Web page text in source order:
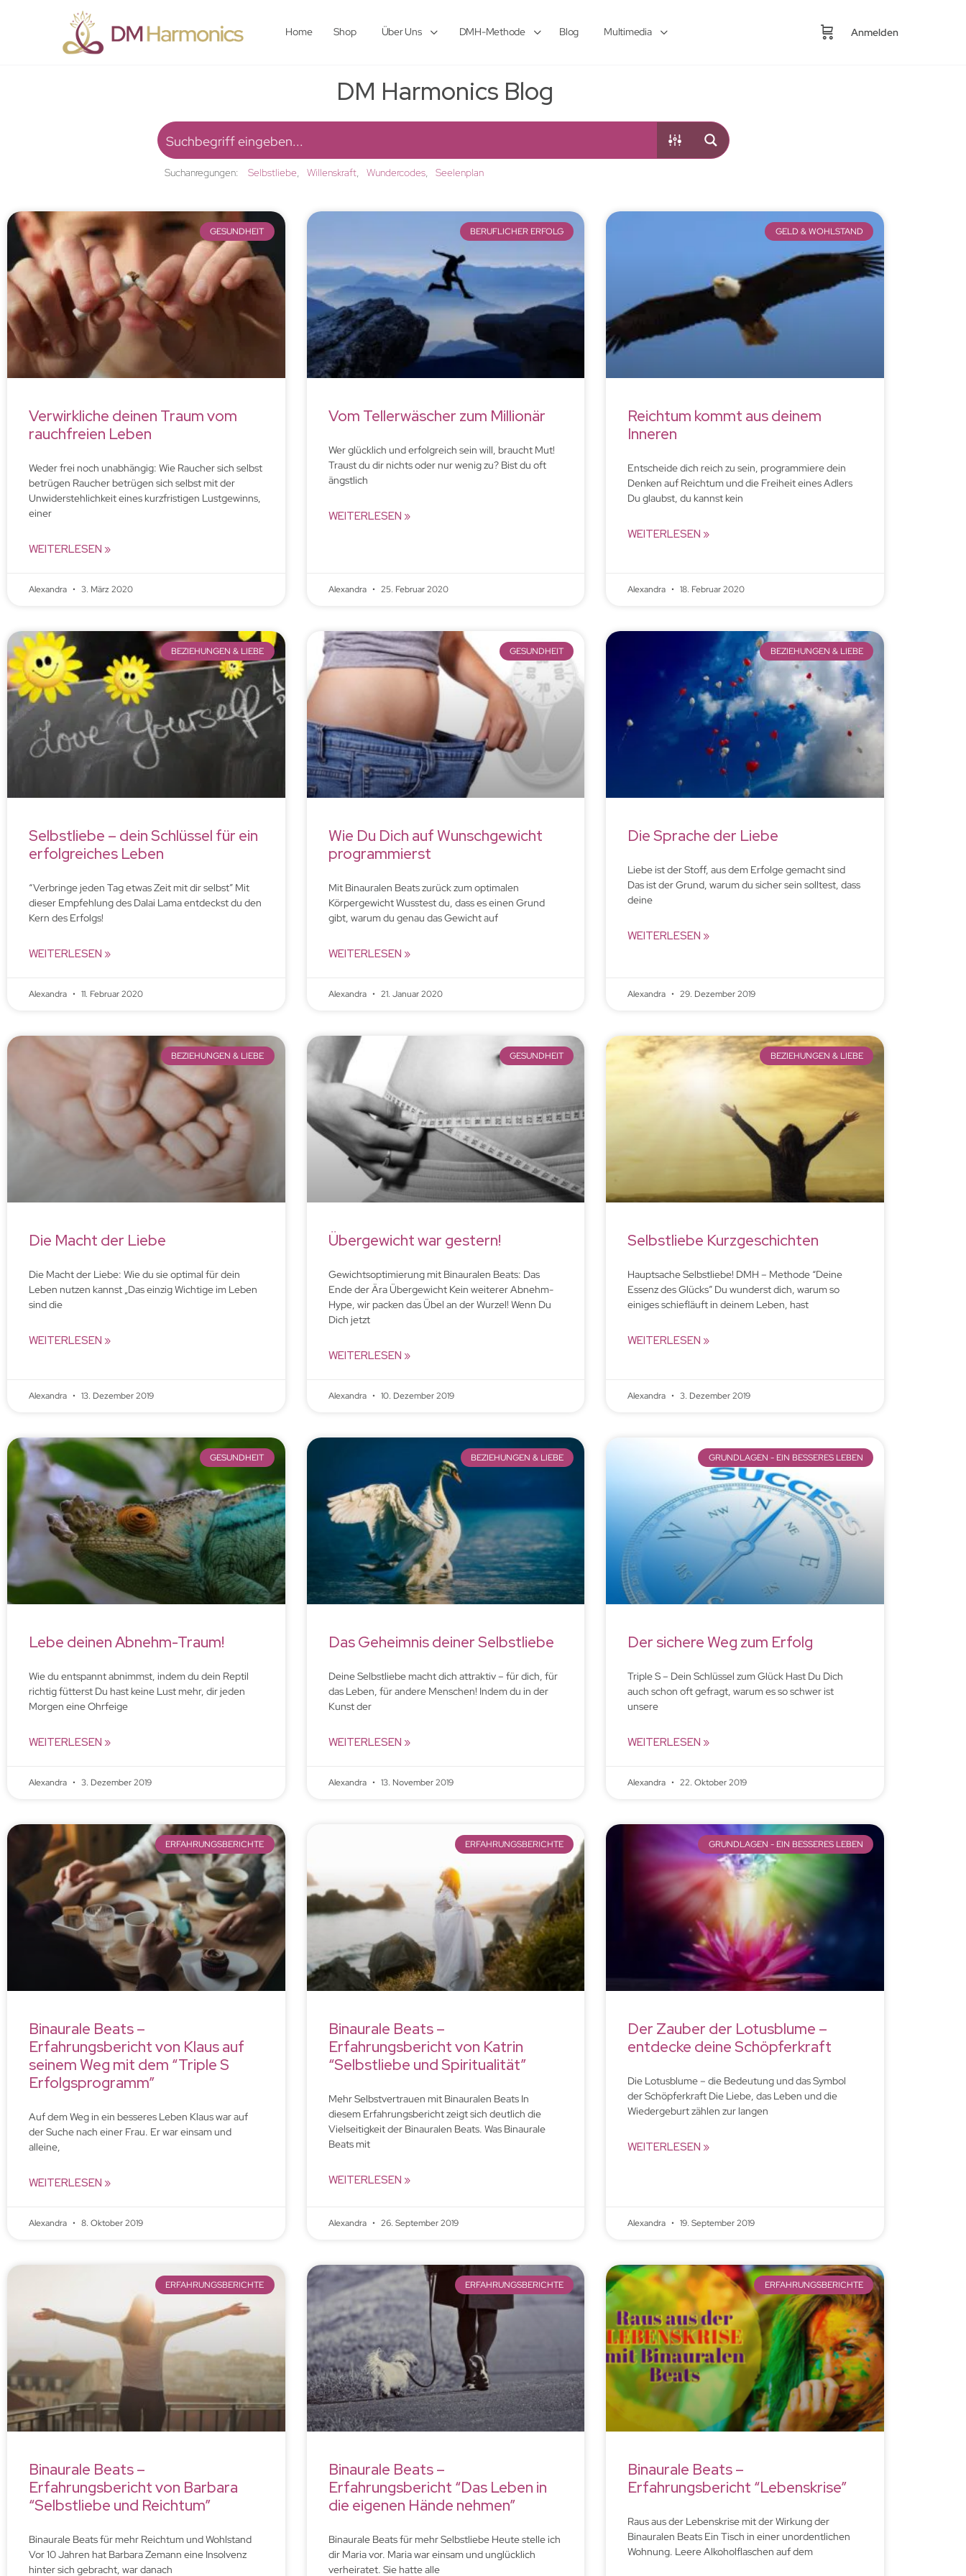
Home Shop Über Uns DMH-Methode Blog Multimedia Anmelden
DM Harmonics Blog
Suchanregungen: Selbstliebe Willenskraft Wundercodes Seelenplan
GESUNDHEIT
Verwirkliche deinen Traum vom
rauchfreien Leben
Weder frei noch unabhängig: Wie Raucher sich selbst
betrügen Raucher betrügen sich selbst mit der
Unwiderstehlichkeit eines kurzfristigen Lustgewinns,
einer
WEITERLESEN »
Alexandra 3. März 2020
BERUFLICHER ERFOLG
Vom Tellerwäscher zum Millionär
Wer glücklich und erfolgreich sein will, braucht Mut!
Traust du dir nichts oder nur wenig zu? Bist du oft
ängstlich
WEITERLESEN »
Alexandra 25. Februar 2020
GELD & WOHLSTAND
Reichtum kommt aus deinem
Inneren
Entscheide dich reich zu sein, programmiere dein
Denken auf Reichtum und die Freiheit eines Adlers
Du glaubst, du kannst kein
WEITERLESEN »
Alexandra 18. Februar 2020
BEZIEHUNGEN & LIEBE
Selbstliebe – dein Schlüssel für ein
erfolgreiches Leben
“Verbringe jeden Tag etwas Zeit mit dir selbst” Mit
dieser Empfehlung des Dalai Lama entdeckst du den
Kern des Erfolgs!
WEITERLESEN »
Alexandra 11. Februar 2020
GESUNDHEIT
Wie Du Dich auf Wunschgewicht
programmierst
Mit Binauralen Beats zurück zum optimalen
Körpergewicht Wusstest du, dass es einen Grund
gibt, warum du genau das Gewicht auf
WEITERLESEN »
Alexandra 21. Januar 2020
BEZIEHUNGEN & LIEBE
Die Sprache der Liebe
Liebe ist der Stoff, aus dem Erfolge gemacht sind
Das ist der Grund, warum du sicher sein solltest, dass
deine
WEITERLESEN »
Alexandra 29. Dezember 2019
BEZIEHUNGEN & LIEBE
Die Macht der Liebe
Die Macht der Liebe: Wie du sie optimal für dein
Leben nutzen kannst „Das einzig Wichtige im Leben
sind die
WEITERLESEN »
Alexandra 13. Dezember 2019
GESUNDHEIT
Übergewicht war gestern!
Gewichtsoptimierung mit Binauralen Beats: Das
Ende der Ära Übergewicht Kein weiterer Abnehm-
Hype, wir packen das Übel an der Wurzel! Wenn Du
Dich jetzt
WEITERLESEN »
Alexandra 10. Dezember 2019
BEZIEHUNGEN & LIEBE
Selbstliebe Kurzgeschichten
Hauptsache Selbstliebe! DMH – Methode “Deine
Essenz des Glücks” Du wunderst dich, warum so
einiges schiefläuft in deinem Leben, hast
WEITERLESEN »
Alexandra 3. Dezember 2019
GESUNDHEIT
Lebe deinen Abnehm-Traum!
Wie du entspannt abnimmst, indem du dein Reptil
richtig fütterst Du hast keine Lust mehr, dir jeden
Morgen eine Ohrfeige
WEITERLESEN »
Alexandra 3. Dezember 2019
BEZIEHUNGEN & LIEBE
Das Geheimnis deiner Selbstliebe
Deine Selbstliebe macht dich attraktiv – für dich, für
das Leben, für andere Menschen! Indem du in der
Kunst der
WEITERLESEN »
Alexandra 13. November 2019
GRUNDLAGEN - EIN BESSERES LEBEN
Der sichere Weg zum Erfolg
Triple S – Dein Schlüssel zum Glück Hast Du Dich
auch schon oft gefragt, warum es so schwer ist
unsere
WEITERLESEN »
Alexandra 22. Oktober 2019
ERFAHRUNGSBERICHTE
Binaurale Beats –
Erfahrungsbericht von Klaus auf
seinem Weg mit dem “Triple S
Erfolgsprogramm”
Auf dem Weg in ein besseres Leben Klaus war auf
der Suche nach einer Frau. Er war einsam und
alleine,
WEITERLESEN »
Alexandra 8. Oktober 2019
ERFAHRUNGSBERICHTE
Binaurale Beats –
Erfahrungsbericht von Katrin
“Selbstliebe und Spiritualität”
Mehr Selbstvertrauen mit Binauralen Beats In
diesem Erfahrungsbericht zeigt sich deutlich die
Vielseitigkeit der Binauralen Beats. Was Binaurale
Beats mit
WEITERLESEN »
Alexandra 26. September 2019
GRUNDLAGEN - EIN BESSERES LEBEN
Der Zauber der Lotusblume –
entdecke deine Schöpferkraft
Die Lotusblume – die Bedeutung und das Symbol
der Schöpferkraft Die Liebe, das Leben und die
Wiedergeburt zählen zur langen
WEITERLESEN »
Alexandra 19. September 2019
ERFAHRUNGSBERICHTE
Binaurale Beats –
Erfahrungsbericht von Barbara
“Selbstliebe und Reichtum”
Binaurale Beats für mehr Reichtum und Wohlstand
Vor 10 Jahren hat Barbara Zemann eine Insolvenz
hinter sich gebracht, war danach
ERFAHRUNGSBERICHTE
Binaurale Beats –
Erfahrungsbericht “Das Leben in
die eigenen Hände nehmen”
Binaurale Beats für mehr Selbstliebe Heute stelle ich
dir Maria vor. Maria war einsam und unglücklich
verheiratet. Sie hatte alle
ERFAHRUNGSBERICHTE
Binaurale Beats –
Erfahrungsbericht “Lebenskrise”
Raus aus der Lebenskrise mit der Wirkung der
Binauralen Beats Ein Tisch in einer unordentlichen
Wohnung. Leere Alkoholflaschen auf dem